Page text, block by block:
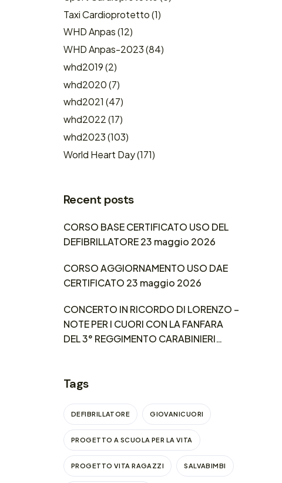
Taxi Cardioprotetto(1)
WHD Anpas(12)
WHD Anpas-2023(84)
whd2019(2)
whd2020(7)
whd2021 (47)
whd2022(17)
whd2023(103)
World Heart Day(171)
Recent posts
CORSO BASE CERTIFICATO USO DEL
DEFIBRILLATORE 23 maggio 2026
CORSO AGGIORNAMENTO USO DAE
CERTIFICATO 23 maggio 2026
CONCERTO IN RICORDO DI LORENZO –
NOTE PER I CUORI CON LA FANFARA
DEL 3° REGGIMENTO CARABINIERI
Tags
DEFIBRILLATORE GIOVANICUORI
PROGETTO A SCUOLA PER LA VITA
PROGETTO VITA RAGAZZI SALVABIMBI